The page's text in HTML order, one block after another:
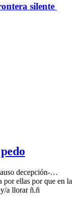
silente
decepción-…
ellas por que en la
a llorar ñ.ñ